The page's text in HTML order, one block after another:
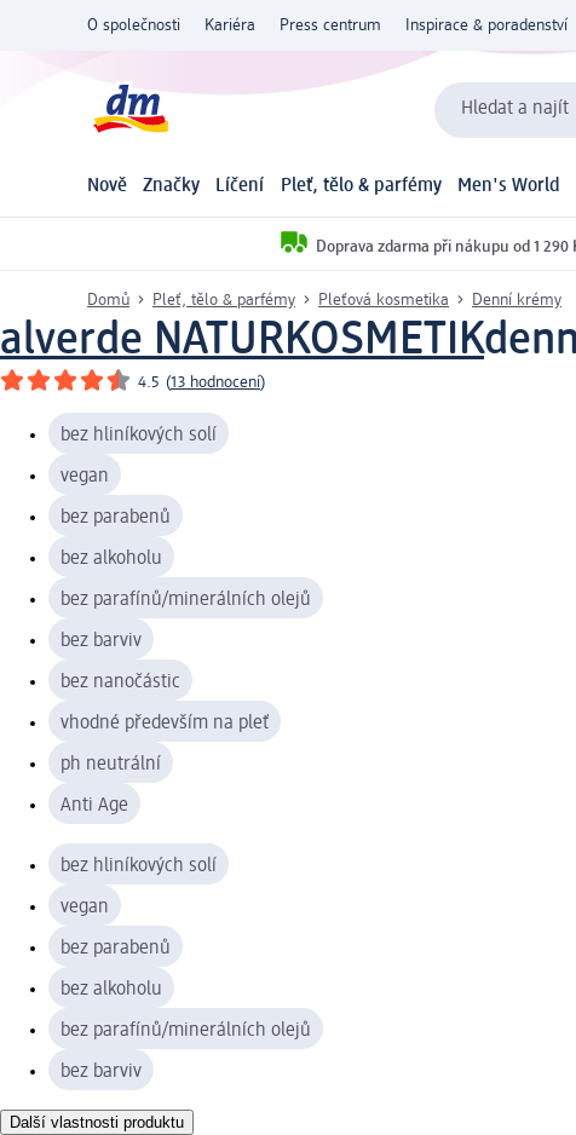
O společnosti Kariéra Press centrum Inspirace & poradenství
Hledat a najít
Nově Značky Líčení Pleť, tělo & parfémy Men's World
Doprava zdarma při nákupu od 1 290
Domů Pleť, tělo & parfémy Pleťová kosmetika Denní krémy
alverde NATURKOSMETIK
4.5 (13 hodnocení)
bez hliníkových solí
vegan
bez parabenů
bez alkoholu
bez parafínů/minerálních olejů
bez barviv
bez nanočástic
vhodné především na pleť
ph neutrální
Anti Age
bez hliníkových solí
vegan
bez parabenů
bez alkoholu
bez parafínů/minerálních olejů
bez barviv
Další vlastnosti produktu